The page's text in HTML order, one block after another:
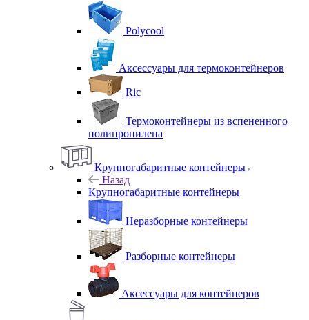
Polycool
Аксессуары для термоконтейнеров
Ric
Термоконтейнеры из вспененного
полипропилена
Крупногабаритные контейнеры
Назад
Крупногабаритные контейнеры
Неразборные контейнеры
Разборные контейнеры
Аксессуары для контейнеров